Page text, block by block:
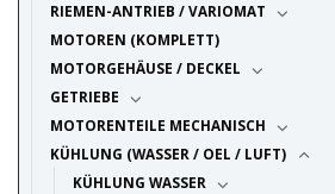
RIEMEN-ANTRIEB / VARIOMAT
MOTOREN (KOMPLETT)
MOTORGEHÄUSE / DECKEL
GETRIEBE
MOTORENTEILE MECHANISCH
KÜHLUNG (WASSER / OEL / LUFT)
KÜHLUNG WASSER